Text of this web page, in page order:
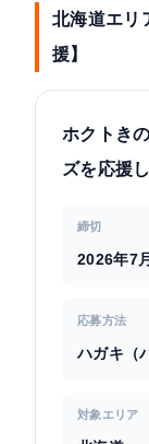
北海道エリ
援】
ホクトき
ズを応援
締切
2026年7
応募方法
ハガキ（
対象エリア